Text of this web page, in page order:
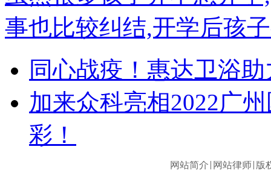
事也比较纠结,开学后孩
同心战疫！惠达卫浴
加来众科亮相2022广
彩！
网站简介 网站律师 版